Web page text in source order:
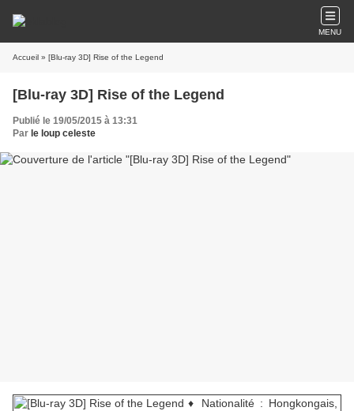
MENU
Accueil » [Blu-ray 3D] Rise of the Legend
[Blu-ray 3D] Rise of the Legend
Publié le 19/05/2015 à 13:31
Par le loup celeste
♦ Nationalité : Hongkongais,